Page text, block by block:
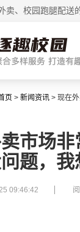
卖、校园跑腿配送
页 > 新闻资讯 > 现在
市场
题，我
09:46:42